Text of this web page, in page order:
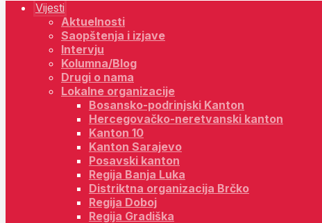
Vijesti
Aktuelnosti
Saopštenja i izjave
Intervju
Kolumna/Blog
Drugi o nama
Lokalne organizacije
Bosansko-podrinjski Kanton
Hercegovačko-neretvanski kanton
Kanton 10
Kanton Sarajevo
Posavski kanton
Regija Banja Luka
Distriktna organizacija Brčko
Regija Doboj
Regija Gradiška